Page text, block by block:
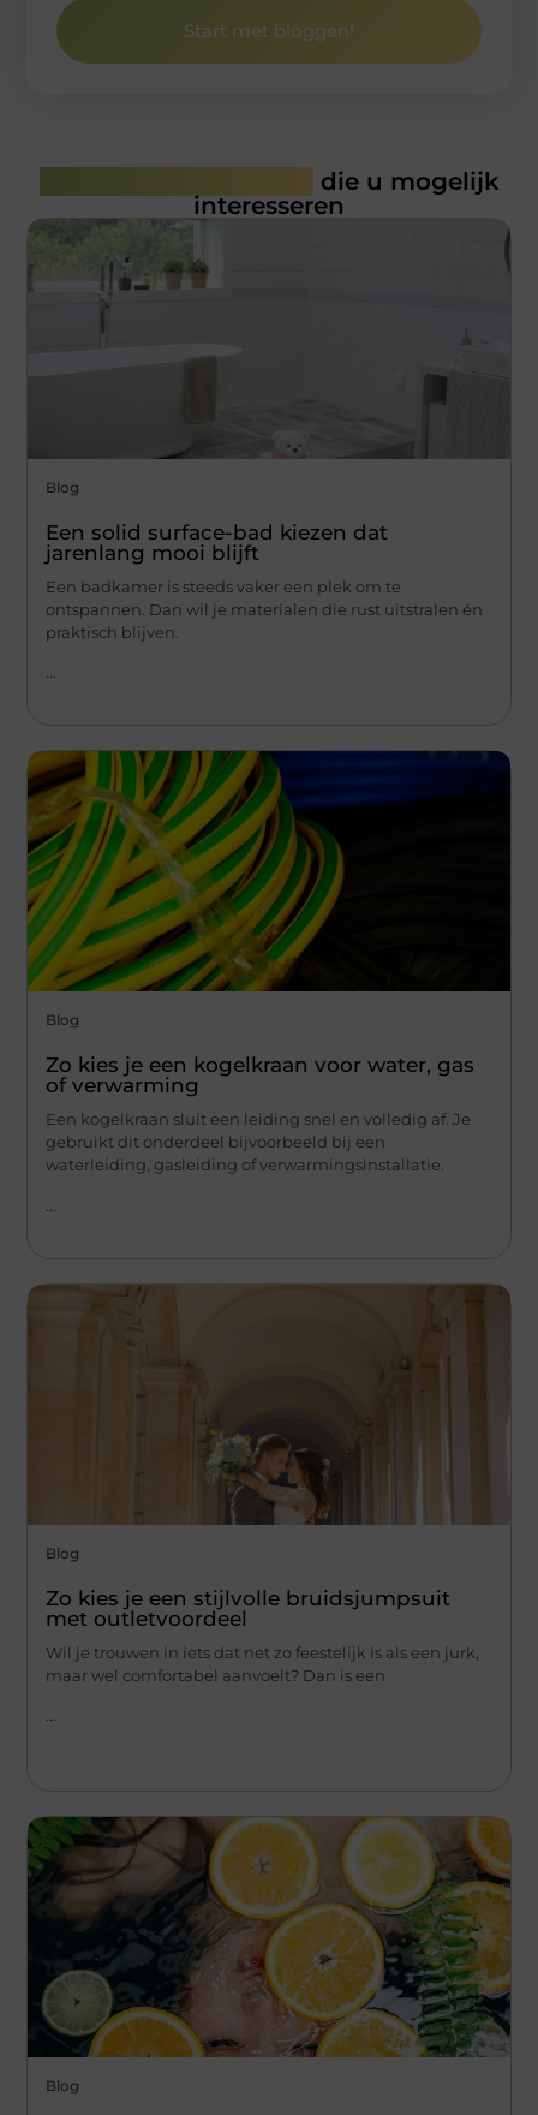
Start met bloggen!
die u mogelijk
interesseren
Blog
Een solid surface-bad kiezen dat
jarenlang mooi blijft
Een badkamer is steeds vaker een plek om te
ontspannen. Dan wil je materialen die rust uitstralen én
praktisch blijven.
Blog
Zo kies je een kogelkraan voor water, gas
of verwarming
Een kogelkraan sluit een leiding snel en volledig af. Je
gebruikt dit onderdeel bijvoorbeeld bij een
waterleiding, gasleiding of verwarmingsinstallatie.
Blog
Zo kies je een stijlvolle bruidsjumpsuit
met outletvoordeel
Wil je trouwen in iets dat net zo feestelijk is als een jurk,
maar wel comfortabel aanvoelt? Dan is een
Blog